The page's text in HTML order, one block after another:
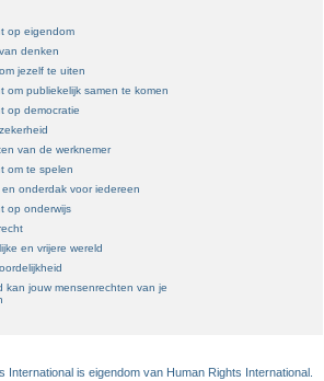
op eigendom
denken
jezelf te uiten
om publiekelijk samen te komen
op democratie
van de werknemer
om te spelen
en onderdak voor iedereen
op onderwijs
en vrijere wereld
kan jouw mensenrechten van je
is eigendom van Human Rights International.